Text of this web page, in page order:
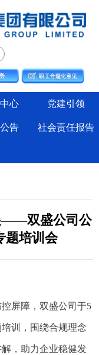
心 党建引领
告 社会责任报告
——双盛公司公
题培训会
屏障，双盛公司于5
训，围绕合规理念
，助力企业稳健发